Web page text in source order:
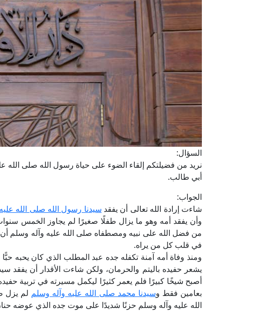
السؤال:
نريد من فضيلتكم إلقاء الضوء على حياة رسول الله صلى
أبي طالب.
الجواب:
شاءت إرادة الله تعالى أن يفقد سيدنا رسول الله صلى الله
وأن يفقد أمه وهو ما يزال طفلًا صغيرًا لم يجاوز الخمس
من فضل الله على نبيه ومصطفاه صلى الله عليه وآله وسلم
في قلب كل من يراه.
ومنذ وفاة أمه آمنة تكفله جده عبد المطلب الذي كان يحبه
يشعر حفيده باليتم والحرمان، ولكن شاءت الأقدار أن يفقد
أصبح شيخًا كبيرًا فلم يعمر كثيرًا ليكمل مسيرته في تربية
بعامين فقط وسيدنا محمد صلى الله عليه وآله وسلم لم يزل
الله عليه وآله وسلم حزنًا شديدًا على موت جده الذي عوضه